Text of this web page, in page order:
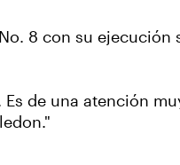
8 con su
de una atención